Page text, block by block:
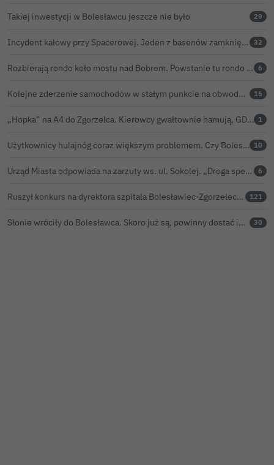
Takiej inwestycji w Bolesławcu jeszcze nie było 29
Incydent kałowy przy Spacerowej. Jeden z basenów zamknięty do odwołania 32
Rozbierają rondo koło mostu nad Bobrem. Powstanie tu rondo turbinowe 6
Kolejne zderzenie samochodów w stałym punkcie na obwodnicy Bolesławca 16
„Hopka” na A4 do Zgorzelca. Kierowcy gwałtownie hamują, GDDKiA wyjaśnia, skąd problem 1
Użytkownicy hulajnóg coraz większym problemem. Czy Bolesławiec powinien pójść śladem Gniezna? 10
Urząd Miasta odpowiada na zarzuty ws. ul. Sokolej. „Droga spełnia wszystkie normy” 6
Ruszył konkurs na dyrektora szpitala Bolesławiec-Zgorzelec. Rozstrzygnięcie już w czerwcu? 121
Słonie wróciły do Bolesławca. Skoro już są, powinny dostać imiona? 30